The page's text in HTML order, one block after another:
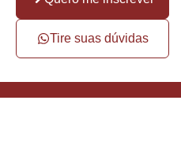
Tire suas dúvidas